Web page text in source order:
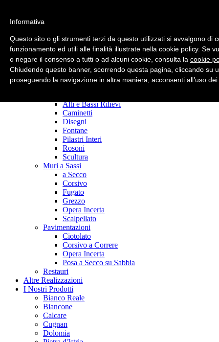
Strict Standards
/home/scolpita/public_html/modules/mod_superfish_menu/
on line15
main page
Azienda
Realizzazioni
Fornitura Sassi
Alti e Bassi Rilievi
Caminetti
Disegni
Fontane
Pilastri Interi
Rosoni
Scultura
Muri a Sassi
a Secco
Corsivo
Fugato
Grezzo
Opera Incerta
Scalpellato
Pavimentazioni
Ciotolato
Corsivo a Correre
Opera Incerta
Posa a Secco su Sabbia
Restauri
Altre Realizzazioni
I Nostri Prodotti
Bianco Reale
Biancone
Calcare
Cugnan
Dolomia
Informativa
Questo sito o gli strumenti terzi da questo utilizzati si avvalgono di
funzionamento ed utili alle finalità illustrate nella cookie policy. Se
o negare il consenso a tutti o ad alcuni cookie, consulta la cookie
Chiudendo questo banner, scorrendo questa pagina, cliccando su
proseguendo la navigazione in altra maniera, acconsenti all’uso